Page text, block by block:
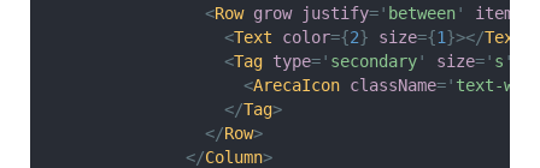
<Row grow justify=' between' items
<Text color={2} size={1}></Text
<Tag type=' secondary' size=' s '
<ArecaIcon className=' text-
</Tag>
</Row>
</Column>